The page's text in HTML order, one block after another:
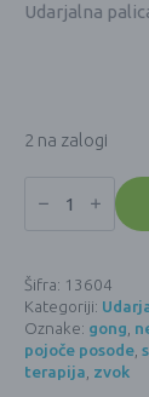
Udarjalna
2 na zalogi
palica
sklede
ali
gonge
(VELIKOST
XL)
količina
Šifra: 13604
Kategoriji:
Oznake: gong,
pojoče posode,
terapija, zvok